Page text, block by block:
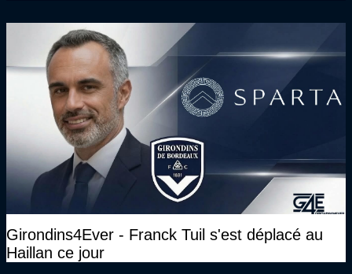
Girondins4Ever - Franck Tuil s'est déplacé au
Haillan ce jour